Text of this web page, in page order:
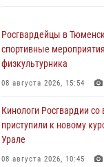
Росгвардейцы в
спортивные
физкультурника
08 августа 2026, 15:54
Кинологи Росгвардии со
приступили к новому
Урале
08 августа 2026, 10:45